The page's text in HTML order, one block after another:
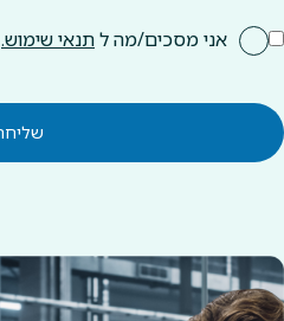
אני מסכים/מה לתנאי שימוש.